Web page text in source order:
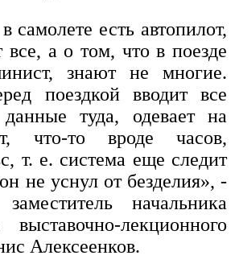
самолете есть автопилот,
все, а о том, что в поезде
знают не многие.
поездкой вводит все
туда, одевает на
что-то вроде часов,
т. е. система еще следит
не уснул от безделия», -
заместитель начальника
выставочно-лекционного
Алексеенков.